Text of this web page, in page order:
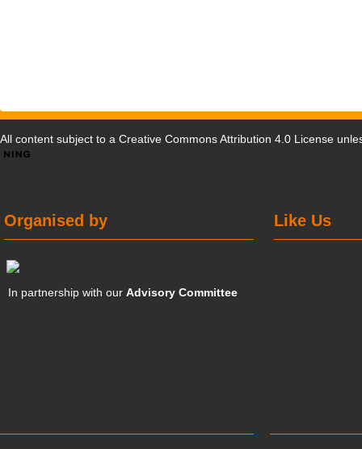
All content subject to a Creative Commons Attribution 4.0 License
Like Us
Organised by
In partnership with ourAdvisory Committee